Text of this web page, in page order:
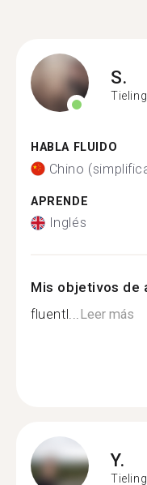
S.
Tieling
HABLA FLUIDO
Chino
APRENDE
Inglés
Mis objetivos de
fluentl...Leer más
Y.
Tieling